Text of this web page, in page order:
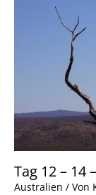
Tag 12 – 14
Australien / Von
Stacheldraht